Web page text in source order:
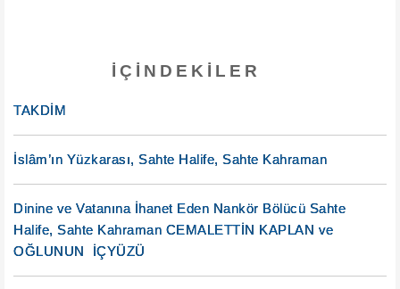
İÇINDEKILER
TAKDİM
İslâm’ın Yüzkarası, Sahte Halife, Sahte Kahraman
Dinine ve Vatanına İhanet Eden Nankör Bölücü Sahte
Halife, Sahte Kahraman CEMALETTİN KAPLAN ve
OĞLUNUN İÇYÜZÜ